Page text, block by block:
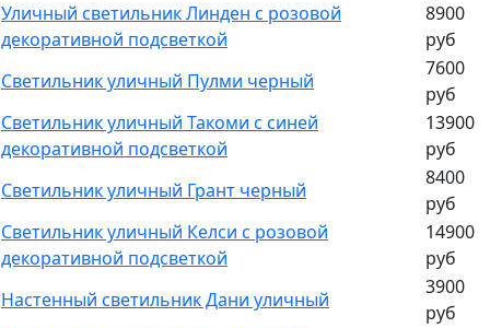
Уличный светильник Линден с розовой
декоративной подсветкой
8900
руб
Светильник уличный Пулми черный
7600
руб
Светильник уличный Такоми c синей
декоративной подсветкой
13900
руб
Светильник уличный Грант черный
8400
руб
Светильник уличный Келси c розовой
декоративной подсветкой
14900
руб
Настенный светильник Дани уличный
3900
руб